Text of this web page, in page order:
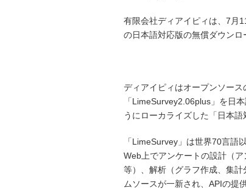
有限会社ディアイピィは、7月
の日本語対応版の無償ダウンロ
ディアイピィはオープンソー
「LimeSurvey2.06plus」を日
うにローカライズした「日本
「LimeSurvey」は世界70言語
Web上でアンケートの設計（
等）、解析（グラフ作成、集
ムソースが一新され、APIの提